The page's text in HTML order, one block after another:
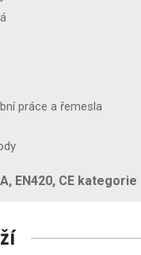
práce a řemesla
EN420, CE kategorie